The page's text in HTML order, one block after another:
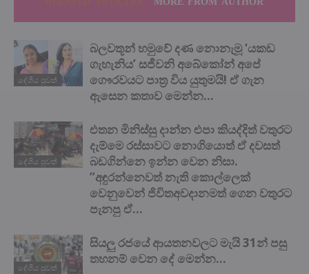
MORE FROM AUTHOR
දේශිය පුවත්
බලවතූන් හමුවේ දණ නොනැමූ ‘යකඩ
ගැහැනිය’ සජීවනි අබේකෝන් අපේ
ගෞරවයට පාත්‍ර විය යුතුමයි! ඒ ගැන
ඇසෙන කතාව මෙන්න…
දේශිය පුවත්
එතන මිනිස්සු දාන්න එපා කියද්දිත් වතුරට
දැම්මෙ රස්සාවට නොගියොත් ඒ දවසත්
බඩගින්නෙ ඉන්න වෙන නිසා.
”අඳුරන්නෙවත් නැති කොල්ලෙක්
වෙනුවෙන් ජිවිතඅවදානමත් ගෙන වතුරට
පැනපු ඒ...
දේශිය පුවත්
සියලු රජයේ ආයතනවලට මැයි 31න් පසු
තහනම් වෙන දේ මෙන්න…